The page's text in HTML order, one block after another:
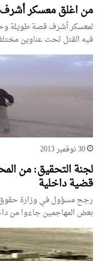
من اغلق معسكر
لمعسكر أشرف قصة طويلة
فيه القتل تحت عناوين
30 نوفمبر 2013
لجنة التحقيق: من
قضية داخلية
رجح مسؤول في وزارة حقوق
بعض المهاجمين جاءوا من